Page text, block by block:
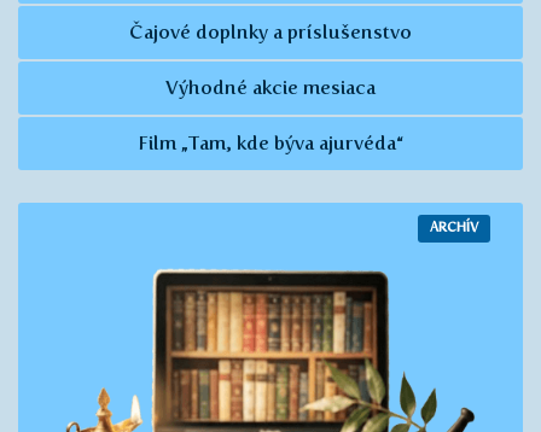
Čajové doplnky a príslušenstvo
Výhodné akcie mesiaca
Film „Tam, kde býva ajurvéda“
ARCHÍV